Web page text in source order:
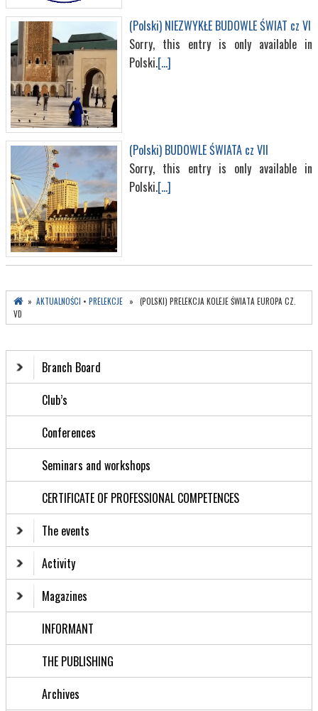
(Polski) NIEZWYKŁE BUDOWLE ŚWIAT cz VI
Sorry, this entry is only available in
Polski.[...]
(Polski) BUDOWLE ŚWIATA cz VII
Sorry, this entry is only available in
Polski.[...]
» AKTUALNOŚCI • PRELEKCJE » (POLSKI) PRELEKCJA KOLEJE ŚWIATA EUROPA CZ.
VD
Branch Board
Club’s
Conferences
Seminars and workshops
CERTIFICATE OF PROFESSIONAL COMPETENCES
The events
Activity
Magazines
INFORMANT
THE PUBLISHING
Archives